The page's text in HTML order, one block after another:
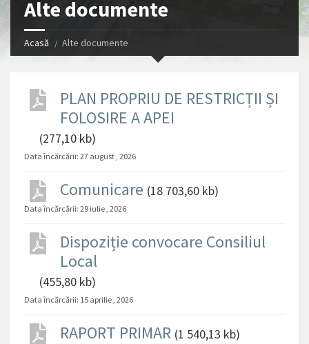
Alte documente
Acasă Alte documente
PLAN PROPRIU DE RESTRICȚII ȘI
FOLOSIRE A APEI
(277,10 kb)
Data încărcării: 27 august , 2026
Comunicare (18 703,60 kb)
Data încărcării: 29 iulie , 2026
Dispoziție convocare Consiliul
Local
(455,80 kb)
Data încărcării: 15 aprilie , 2026
RAPORT PRIMAR (1 540,13 kb)